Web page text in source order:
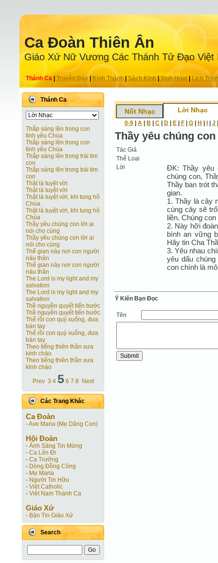
Ca Ðoàn Thiên Ân
Giáo Xứ Nữ Vương Các Thánh Tử Ðạo Việt
Thánh Ca Truyện Ðạo| Kinh Thánh Sách Kinh|Sinh Hoạt| Lịch Trình
Thánh Ca
Thắp sáng lên trong con
tình yêu Chúa
Thắp sáng lên trong con
tình yêu Chúa
Thắp sáng lên trong trái tim
con
Thắp sáng lên trong trái tim
con
Thật là tuyệt vời
Thật là tuyệt vời
Thật là tuyệt vời, khi tung hô
Chúa
Thật là tuyệt vời, khi tung hô
Chúa
Thầy yêu chúng con lời ai
nói cho cùng
Thầy yêu chúng con lời ai
nói cho cùng
Thế gian này nơi con người
náu thân
Thế gian này nơi con người
náu thân
The Lord is my light and my
salvation
The Lord is my light and my
salvation
Thề nguyền quyết tiến bước
Thề nguyền quyết tiến bước
Thế rồi con quỳ xuống, đưa
bàn tay
Thế rồi con quỳ xuống, đưa
bàn tay
Theo tiếng thiên thần xưa
kính chào
Theo tiếng thiên thần xưa
kính chào
Prev 3 4 5 6 7 8 Next
Các Trang Khác
Ca Ðoàn
-Ave Maria (Mẹ Dâng Con)
Hội Ðoàn
- Ánh Sáng Tin Mừng
- Ca Lên Đi
- Ca Trưởng
- Dòng Đồng Công
- Mẹ Maria
- Người Tin Hữu
- Việt Catholic
- Việt Nam Thánh Ca
Giáo Xứ
- Bản Tin Giáo Xứ
Search
Nốt Nhạc Lời Nhạc
0-9 A B C D E F G H J
Thầy yêu chúng
Tác Giả
Thể Loại
Lời
ÐK: Thầy yêu
chúng con,
Thầy ban trót
gian.
1. Thầy là cây
cùng cây sẽ
liền. Chúng
2. Này hỡi
bình an vững
Hãy tin Cha
3. Yêu nhau
yêu dấu
con chính là
Ý Kiến Bạn Ðọc
Tên